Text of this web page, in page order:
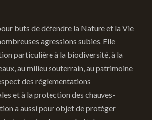
buts de défendre la Nature et la Vie
agressions subies. Elle
particulière à la biodiversité, à la
au milieu souterrain, au patrimoine
des réglementations
et à la protection des chauves-
a aussi pour objet de protéger